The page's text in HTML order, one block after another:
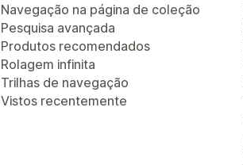
Navegação na página de coleção
Pesquisa avançada
Produtos recomendados
Rolagem infinita
Trilhas de navegação
Vistos recentemente